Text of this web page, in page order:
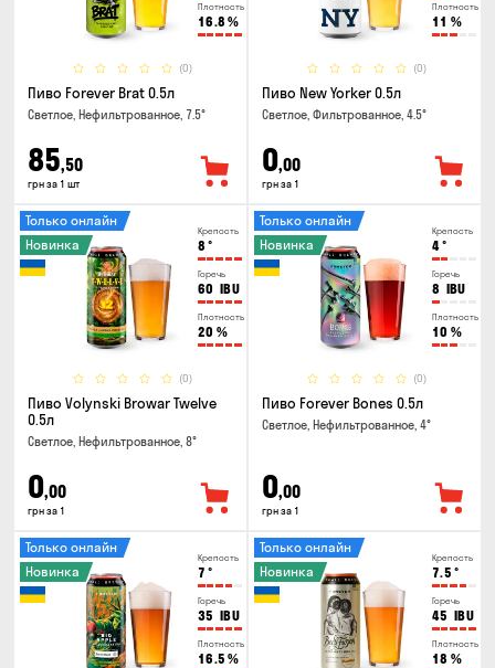
Плотность
16.8 %
(0)
Пиво Forever Brat 0.5л
Светлое, Нефильтрованное, 7.5°
85,50
грн за 1 шт
Плотность
11 %
(0)
Пиво New Yorker 0.5л
Светлое, Фильтрованное, 4.5°
0,00
грн за 1
Крепость
8 °
Горечь
60 IBU
Плотность
20 %
(0)
Только онлайн
Новинка
Пиво Volynski Browar Twelve
0.5л
Светлое, Нефильтрованное, 8°
0,00
грн за 1
Крепость
4°
Горечь
8 IBU
Плотность
10 %
(0)
Только онлайн
Новинка
Пиво Forever Bones 0.5л
Светлое, Нефильтрованное, 4°
0,00
грн за 1
Крепость
7 °
Горечь
35 IBU
Плотность
16.5 %
Только онлайн
Новинка
Крепость
7.5 °
Горечь
45 IBU
Плотность
18 %
Только онлайн
Новинка